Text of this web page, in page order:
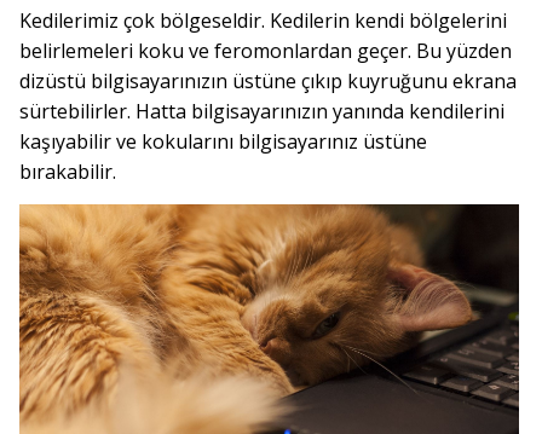
Kedilerimiz çok bölgeseldir. Kedilerin kendi bölgelerini
belirlemeleri koku ve feromonlardan geçer. Bu yüzden
dizüstü bilgisayarınızın üstüne çıkıp kuyruğunu ekrana
sürtebilirler. Hatta bilgisayarınızın yanında kendilerini
kaşıyabilir ve kokularını bilgisayarınız üstüne
bırakabilir.